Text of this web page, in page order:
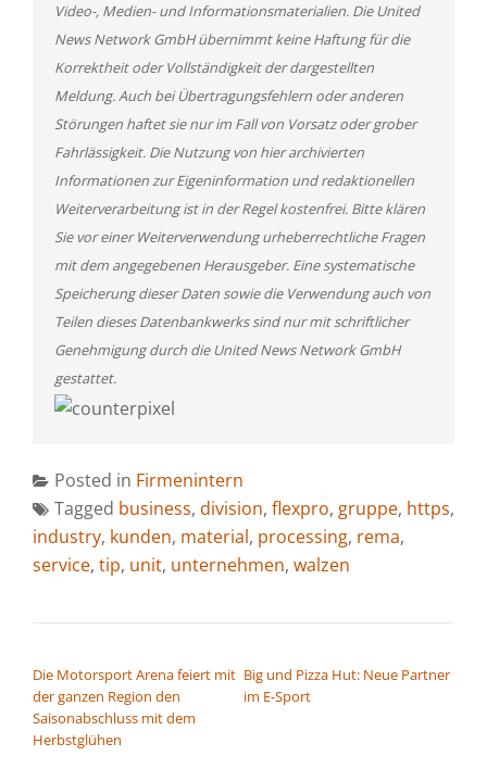
Video-, Medien- und Informationsmaterialien. Die United
News Network GmbH übernimmt keine Haftung für die
Korrektheit oder Vollständigkeit der dargestellten
Meldung. Auch bei Übertragungsfehlern oder anderen
Störungen haftet sie nur im Fall von Vorsatz oder grober
Fahrlässigkeit. Die Nutzung von hier archivierten
Informationen zur Eigeninformation und redaktionellen
Weiterverarbeitung ist in der Regel kostenfrei. Bitte klären
Sie vor einer Weiterverwendung urheberrechtliche Fragen
mit dem angegebenen Herausgeber. Eine systematische
Speicherung dieser Daten sowie die Verwendung auch von
Teilen dieses Datenbankwerks sind nur mit schriftlicher
Genehmigung durch die United News Network GmbH
gestattet.
Posted in Firmenintern
Tagged business, division, flexpro, gruppe, https,
industry, kunden, material, processing, rema,
service, tip, unit, unternehmen, walzen
Die Motorsport Arena feiert mit
der ganzen Region den
Saisonabschluss mit dem
Herbstglühen
Big und Pizza Hut: Neue Partner
im E-Sport